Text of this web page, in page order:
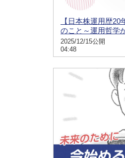
【日本株運用歴
のこと～運用哲学
2025/12/15公開
04:48